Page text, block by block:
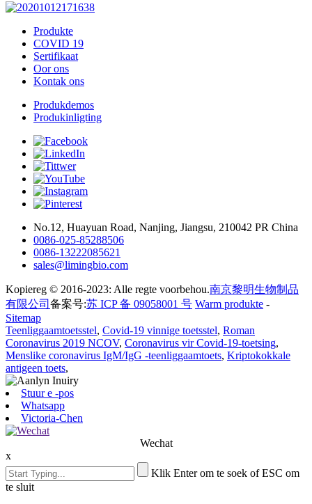
Produkte
COVID 19
Sertifikaat
Oor ons
Kontak ons
Produkdemos
Produkinligting
No.12, Huayuan Road, Nanjing, Jiangsu, 210042 PR China
0086-025-85288506
0086-13222085621
sales@limingbio.com
Kopiereg © 2016-2023: Alle regte voorbehou.南京黎明生物制品
有限公司 备案号:苏 ICP 备 09058001 号 Warm produkte -
Sitemap
Teenliggaamtoetsstel, Covid-19 vinnige toetsstel, Roman
Coronavirus 2019 NCOV, Coronavirus vir Covid-19-toetsing,
Menslike coronavirus IgM/IgG -teenliggaamtoets, Kriptokokkale
antigeen toets,
Stuur e -pos
Whatsapp
Victoria-Chen
Wechat
x
Klik Enter om te soek of ESC om
te sluit